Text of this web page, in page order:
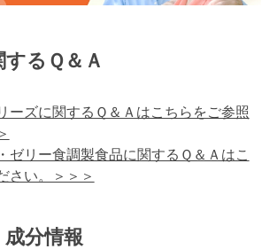
るＱ＆Ａ
ーズに関するＱ＆Ａはこちらをご参照
ゼリー食調製食品に関するＱ＆Ａはこ
さい。＞＞＞
成分情報